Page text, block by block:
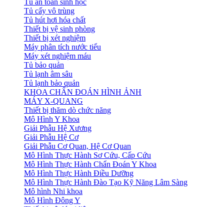
Tủ cấy vô trùng
Tủ hút hơi hóa chất
Thiết bị vệ sinh phòng
Thiết bị xét nghiệm
Máy phân tích nước tiểu
Máy xét nghiệm máu
Tủ bảo quản
Tủ lạnh âm sâu
Tủ lạnh bảo quản
KHOA CHẨN ĐOÁN HÌNH ẢNH
MÁY X-QUANG
Thiết bị thăm dò chức năng
Mô Hình Y Khoa
Giải Phẫu Hệ Xương
Giải Phẫu Hệ Cơ
Giải Phẫu Cơ Quan, Hệ Cơ Quan
Mô Hình Thực Hành Sơ Cứu, Cấp Cứu
Mô Hình Thực Hành Chẩn Đoán Y Khoa
Mô Hình Thực Hành Điều Dưỡng
Mô Hình Thực Hành Đào Tạo Kỹ Năng Lâm Sàng
Mô hình Nhi khoa
Mô Hình Đông Y